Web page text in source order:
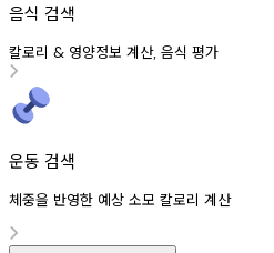
음식 검색
칼로리 & 영양정보 계산, 음식 평가
운동 검색
체중을 반영한 예상 소모 칼로리 계산